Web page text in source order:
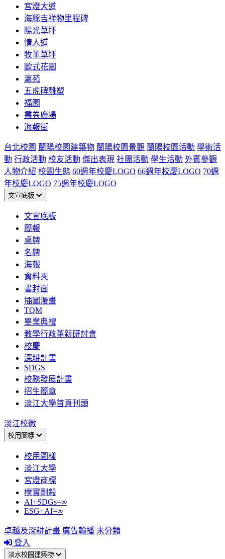
宮燈大道
海豚吉祥物里程碑
陽光草坪
情人道
牧羊草坪
歐式花園
瀛苑
五虎碑雕塑
福園
書卷廣場
海報街
台北校園 蘭陽校園建築物 蘭陽校園景觀 蘭陽校園活動 學術活
動 行政活動 校友活動 傑出表現 社團活動 學生活動 外賓參觀
人物介紹 校園生態 60週年校慶LOGO 66週年校慶LOGO 70週
年校慶LOGO 75週年校慶LOGO
文宣底板
文宣底板
簡報
桌牌
名牌
海報
資料夾
書封面
插圖漫畫
TQM
畢業典禮
教學行政革新研討會
校慶
深耕計畫
SDGS
校務發展計畫
招生簡章
淡江大學首頁刊頭
淡江校徽
校用圖樣
校用圖樣
淡江大學
宮燈商標
樸實剛毅
AI+SDGs=∞
ESG+AI=∞
卓越及深耕計畫 廣告輪播 未分類
登入
淡水校園建築物